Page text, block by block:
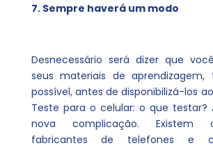
7. Sempre haverá um modo
Desnecessário será dizer que
seus materiais de
possível, antes de disponibilizá-los
Teste para o celular: o que testar?
nova complicação. Existem
fabricantes de telefones e